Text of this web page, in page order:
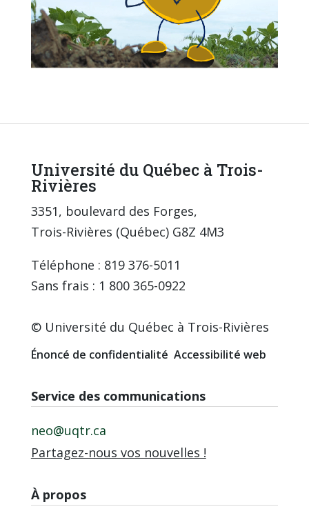
Université du Québec à Trois-
Rivières
3351, boulevard des Forges,
Trois-Rivières (Québec) G8Z 4M3
Téléphone : 819 376-5011
Sans frais : 1 800 365-0922
© Université du Québec à Trois-Rivières
Énoncé de confidentialité Accessibilité web
Service des communications
neo@uqtr.ca
Partagez-nous vos nouvelles !
À propos